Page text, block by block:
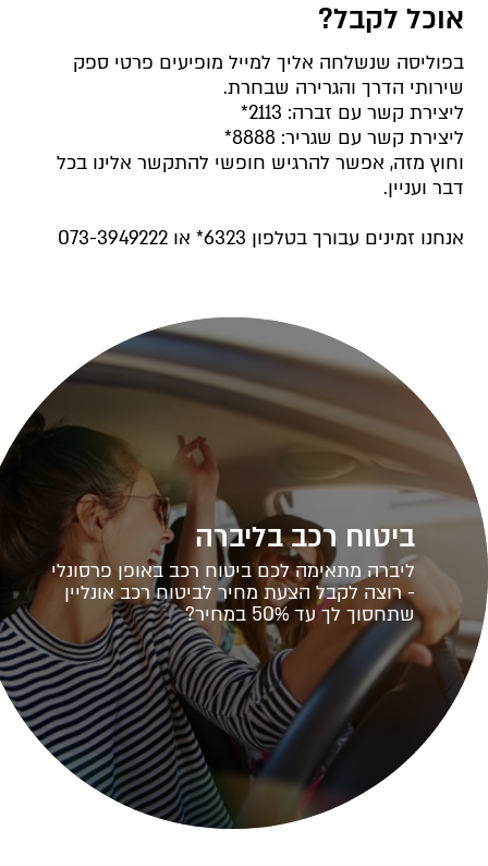
אוכל לקבל?
בפוליסה שנשלחה אליך למייל מופיעים פרטי ספק
שירותי הדרך והגרירה שבחרת.
ליצירת קשר עם זברה: 2113*
ליצירת קשר עם שגריר: 8888*
וחוץ מזה, אפשר להרגיש חופשי להתקשר אלינו בכל
דבר ועניין.
אנחנו זמינים עבורך בטלפון 6323* או 073-3949222
ביטוח רכב בליברה
ליברה מתאימה לכם ביטוח רכב באופן פרסונלי
- רוצה לקבל הצעת מחיר לביטוח רכב אונליין
שתחסוך לך עד 50% במחיר?